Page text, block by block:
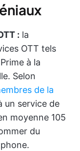
: la
OTT tels
à la
Selon
de la
un service de
moyenne 105
du